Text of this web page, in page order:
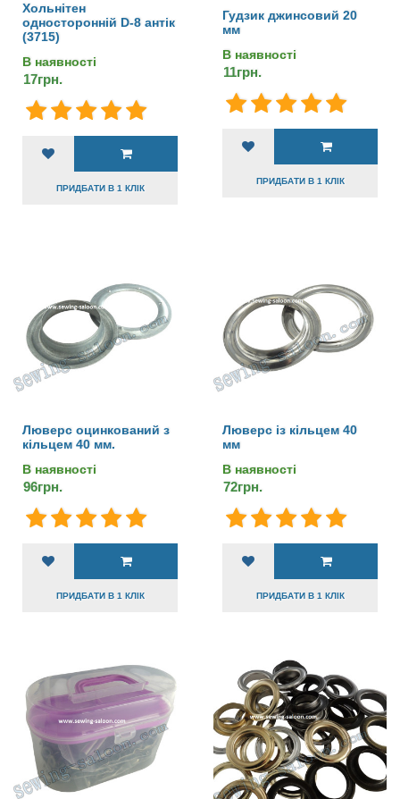
Хольнітен
односторонній D-8 антік
(3715)
В наявності
17грн.
ПРИДБАТИ В 1 КЛІК
Гудзик джинсовий 20
мм
В наявності
11грн.
ПРИДБАТИ В 1 КЛІК
Люверс оцинкований з
кільцем 40 мм.
В наявності
96грн.
ПРИДБАТИ В 1 КЛІК
Люверс із кільцем 40
мм
В наявності
72грн.
ПРИДБАТИ В 1 КЛІК